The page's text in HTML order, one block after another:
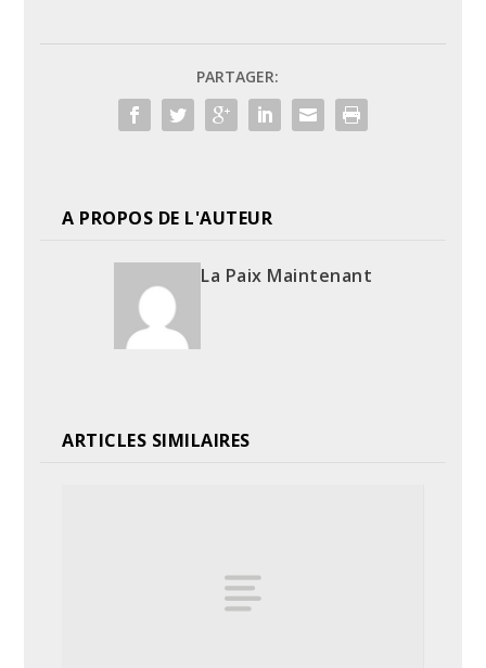
PARTAGER:
A PROPOS DE L'AUTEUR
La Paix Maintenant
ARTICLES SIMILAIRES